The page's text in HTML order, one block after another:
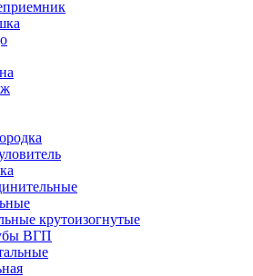
крутоизогнутые
ВГП